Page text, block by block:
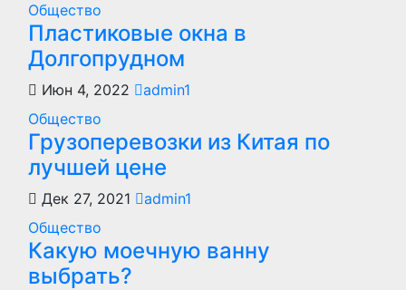
Общество
Пластиковые окна в
Долгопрудном
Июн 4, 2022
admin1
Общество
Грузоперевозки из Китая по
лучшей цене
Дек 27, 2021
admin1
Общество
Какую моечную ванну
выбрать?